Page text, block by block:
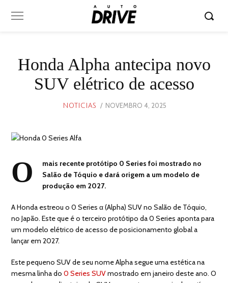
Honda Alpha antecipa novo
SUV elétrico de acesso
NOTICIAS
POSTED
NOVEMBRO 4, 2025
O
mais recente protótipo 0 Series foi mostrado no
Salão de Tóquio e dará origem a um modelo de
produção em 2027.
A Honda estreou o 0 Series α (Alpha) SUV no Salão de Tóquio,
no Japão. Este que é o terceiro protótipo da 0 Series aponta para
um modelo elétrico de acesso de posicionamento global a
lançar em 2027.
Este pequeno SUV de seu nome Alpha segue uma estética na
mesma linha do0 Series SUVmostrado em janeiro deste ano. O